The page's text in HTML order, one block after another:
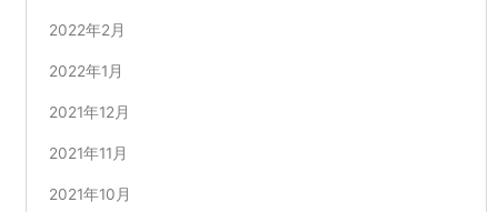
2022年2月
2022年1月
2021年12月
2021年11月
2021年10月